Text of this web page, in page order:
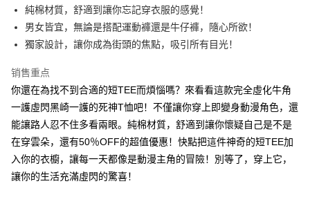
街口支付
悠遊付
Google Pay
Plus PAY
【大哥付你分期使用说明】
1. 本服务由台湾大哥大提供，电信用户可立即使用无须另外申请。（限个人
月租型门号，不开放公司户及预付卡使用）
AFTEE先享后付
相关说明
純棉材質，舒適到讓你忘記穿衣服的感覺！
男女皆宜，無論是搭配運動褲還是牛仔褲，隨心所欲！
獨家設計，讓你成為街頭的焦點，吸引所有目光！
销售重点
你還在為找不到合適的短TEE而煩惱嗎？來看看這款完全虛化牛角
一護虛閃黑崎一護的死神T恤吧！不僅讓你穿上即變身動漫角色，還
能讓路人忍不住多看兩眼。純棉材質，舒適到讓你懷疑自己是不是
在穿雲朵，還有50％OFF的超值優惠！快點把這件神奇的短TEE加
入你的衣櫥，讓每一天都像是動漫主角的冒險！別等了，穿上它，
讓你的生活充滿虛閃的驚喜！